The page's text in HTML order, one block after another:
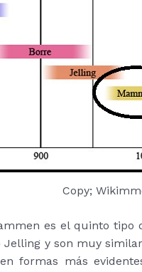
Copy;
es el quinto tipo
y son muy
formas más